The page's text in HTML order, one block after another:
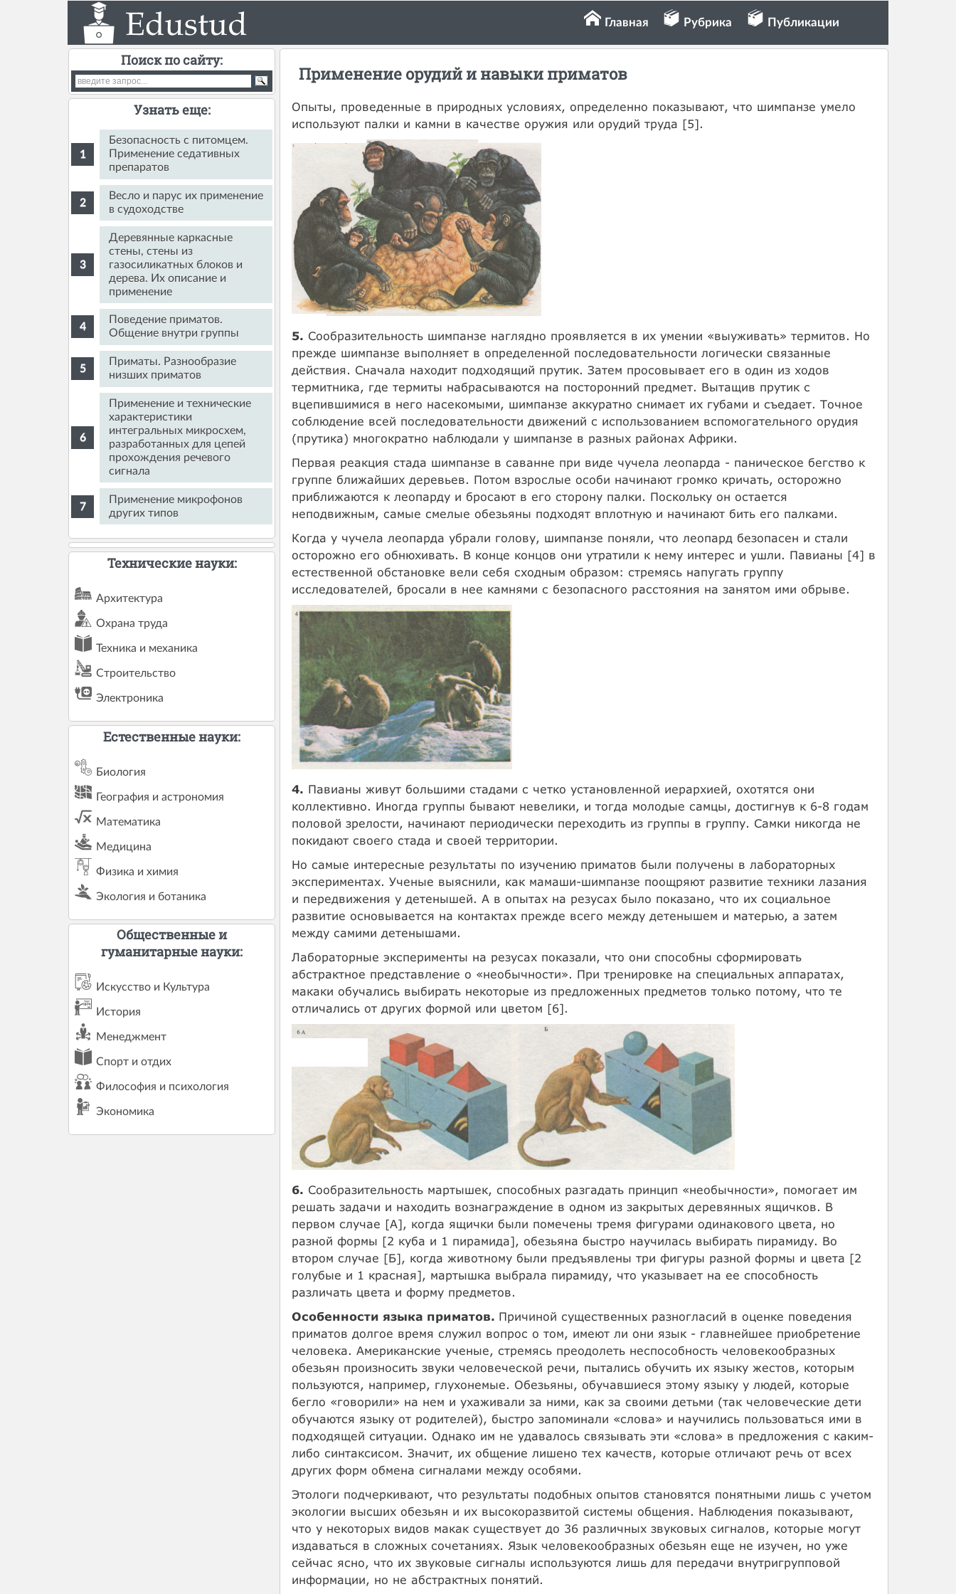
Главная Рубрика Публикации
Применение орудий и навыки приматов
Опыты, проведенные в природных условиях, определенно показывают, что шимпанзе умело
используют палки и камни в качестве оружия или орудий труда [5].
5. Сообразительность шимпанзе наглядно проявляется в их умении «выуживать» термитов. Но
прежде шимпанзе выполняет в определенной последовательности логически связанные
действия. Сначала находит подходящий прутик. Затем просовывает его в один из ходов
термитника, где термиты набрасываются на посторонний предмет. Вытащив прутик с
вцепившимися в него насекомыми, шимпанзе аккуратно снимает их губами и съедает. Точное
соблюдение всей последовательности движений с использованием вспомогательного орудия
(прутика) многократно наблюдали у шимпанзе в разных районах Африки.
Первая реакция стада шимпанзе в саванне при виде чучела леопарда - паническое бегство к
группе ближайших деревьев. Потом взрослые особи начинают громко кричать, осторожно
приближаются к леопарду и бросают в его сторону палки. Поскольку он остается
неподвижным, самые смелые обезьяны подходят вплотную и начинают бить его палками.
Когда у чучела леопарда убрали голову, шимпанзе поняли, что леопард безопасен и стали
осторожно его обнюхивать. В конце концов они утратили к нему интерес и ушли. Павианы [4] в
естественной обстановке вели себя сходным образом: стремясь напугать группу
исследователей, бросали в нее камнями с безопасного расстояния на занятом ими обрыве.
4. Павианы живут большими стадами с четко установленной иерархией, охотятся они
коллективно. Иногда группы бывают невелики, и тогда молодые самцы, достигнув к 6-8 годам
половой зрелости, начинают периодически переходить из группы в группу. Самки никогда не
покидают своего стада и своей территории.
Но самые интересные результаты по изучению приматов были получены в лабораторных
экспериментах. Ученые выяснили, как мамаши-шимпанзе поощряют развитие техники лазания
и передвижения у детенышей. А в опытах на резусах было показано, что их социальное
развитие основывается на контактах прежде всего между детенышем и матерью, а затем
между самими детенышами.
Лабораторные эксперименты на резусах показали, что они способны сформировать
абстрактное представление о «необычности». При тренировке на специальных аппаратах,
макаки обучались выбирать некоторые из предложенных предметов только потому, что те
отличались от других формой или цветом [6].
6. Сообразительность мартышек, способных разгадать принцип «необычности», помогает им
решать задачи и находить вознаграждение в одном из закрытых деревянных ящичков. В
первом случае [А], когда ящички были помечены тремя фигурами одинакового цвета, но
разной формы [2 куба и 1 пирамида], обезьяна быстро научилась выбирать пирамиду. Во
втором случае [Б], когда животному были предъявлены три фигуры разной формы и цвета [2
голубые и 1 красная], мартышка выбрала пирамиду, что указывает на ее способность
различать цвета и форму предметов.
Особенности языка приматов. Причиной существенных разногласий в оценке поведения
приматов долгое время служил вопрос о том, имеют ли они язык - главнейшее приобретение
человека. Американские ученые, стремясь преодолеть неспособность человекообразных
обезьян произносить звуки человеческой речи, пытались обучить их языку жестов, которым
пользуются, например, глухонемые. Обезьяны, обучавшиеся этому языку у людей, которые
бегло «говорили» на нем и ухаживали за ними, как за своими детьми (так человеческие дети
обучаются языку от родителей), быстро запоминали «слова» и научились пользоваться ими в
подходящей ситуации. Однако им не удавалось связывать эти «слова» в предложения с каким-
либо синтаксисом. Значит, их общение лишено тех качеств, которые отличают речь от всех
других форм обмена сигналами между особями.
Этологи подчеркивают, что результаты подобных опытов становятся понятными лишь с учетом
экологии высших обезьян и их высокоразвитой системы общения. Наблюдения показывают,
что у некоторых видов макак существует до 36 различных звуковых сигналов, которые могут
издаваться в сложных сочетаниях. Язык человекообразных обезьян еще не изучен, но уже
сейчас ясно, что их звуковые сигналы используются лишь для передачи внутригрупповой
информации, но не абстрактных понятий.
Поиск по сайту:
Узнать еще:
Безопасность с питомцем.
Применение седативных
препаратов
Весло и парус их применение
в судоходстве
Деревянные каркасные
стены, стены из
газосиликатных блоков и
дерева. Их описание и
применение
Поведение приматов.
Общение внутри группы
Приматы. Разнообразие
низших приматов
Применение и технические
характеристики
интегральных микросхем,
разработанных для цепей
прохождения речевого
сигнала
Применение микрофонов
других типов
Технические науки:
Архитектура
Охрана труда
Техника и механика
Строительство
Электроника
Естественные науки:
Биология
География и астрономия
Математика
Медицина
Физика и химия
Экология и ботаника
Общественные и
гуманитарные науки:
Искусство и Культура
История
Менеджмент
Спорт и отдих
Философия и психология
Экономика